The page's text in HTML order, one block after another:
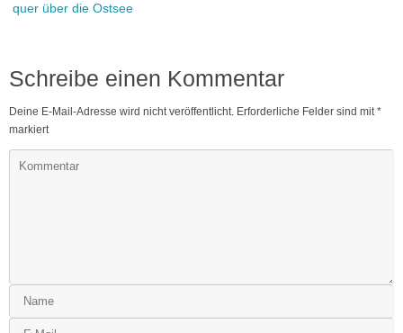
quer über die Ostsee
Schreibe einen Kommentar
Deine E-Mail-Adresse wird nicht veröffentlicht. Erforderliche Felder sind mit *
markiert